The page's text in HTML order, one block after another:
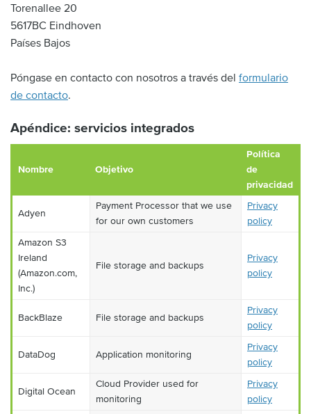
Torenallee 20
5617BC Eindhoven
Países Bajos
Póngase en contacto con nosotros a través del formulario
de contacto.
Apéndice: servicios integrados
Nombre Objetivo
Política
de
privacidad
Adyen
Payment Processor that we use
for our own customers
Privacy
policy
Amazon S3
Ireland
(Amazon.com,
Inc.)
File storage and backups
Privacy
policy
BackBlaze File storage and backups
Privacy
policy
DataDog Application monitoring
Privacy
policy
Digital Ocean
Cloud Provider used for
monitoring
Privacy
policy